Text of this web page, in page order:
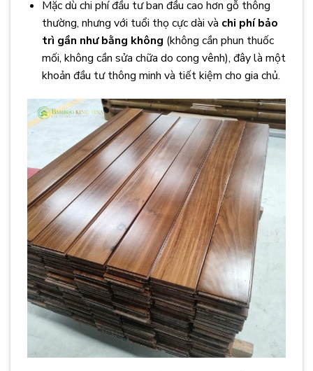
Mặc dù chi phí đầu tư ban đầu cao hơn gỗ thông
thường, nhưng với tuổi thọ cực dài và chi phí bảo
trì gần như bằng không (không cần phun thuốc
mối, không cần sửa chữa do cong vênh), đây là một
khoản đầu tư thông minh và tiết kiệm cho gia chủ.